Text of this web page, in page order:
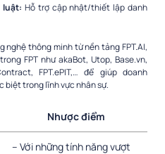
luật: Hỗ trợ cập nhật/thiết lập danh
nghệ thông minh từ nền tảng FPT.AI,
FPT như akaBot, Utop, Base.vn,
FPT.ePIT,… để giúp doanh
biệt trong lĩnh vực nhân sự.
Nhược điểm
– Với những tính năng vượt